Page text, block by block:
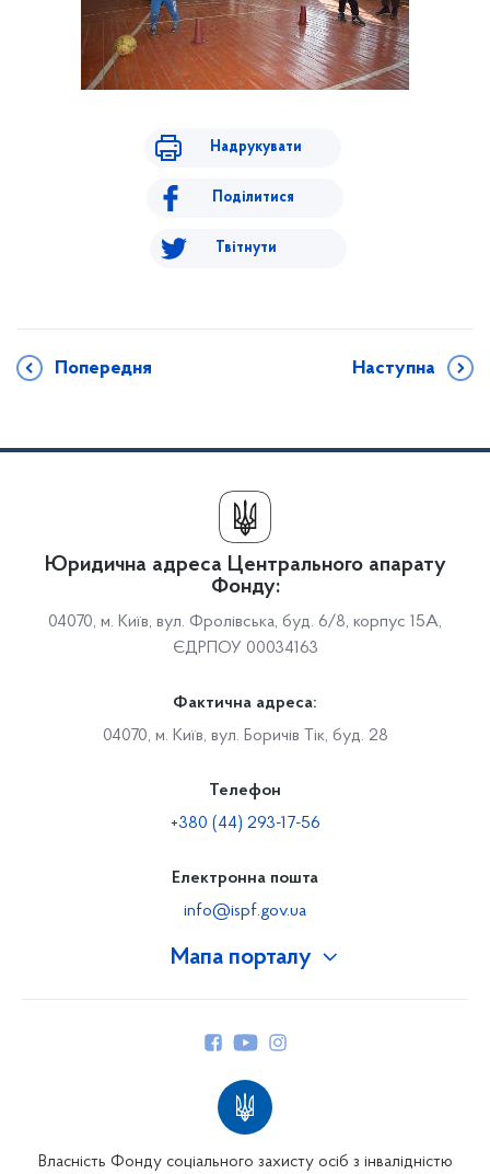
Надрукувати
Поділитися
Твітнути
Попередня Наступна
Мапа порталу
Юридична адреса Центрального апарату
Фонду:
04070, м. Київ, вул. Фролівська, буд. 6/8, корпус 15А,
ЄДРПОУ 00034163
Фактична адреса:
04070, м. Київ, вул. Боричів Тік, буд. 28
Телефон
+380 (44) 293-17-56
Електронна пошта
info@ispf.gov.ua
Власність Фонду соціального захисту осіб з інвалідністю